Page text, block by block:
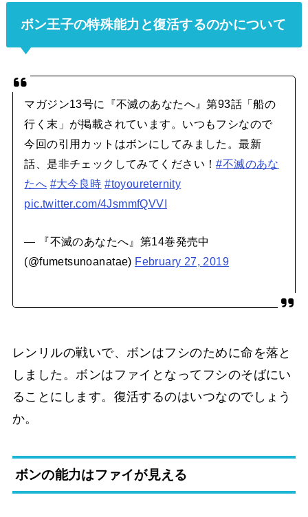
ボン王子の特殊能力と復活するのかについて
マガジン13号に『不滅のあなたへ』第93話「船の
行く末」が掲載されています。いつもフシなので
今回の引用カットはボンにしてみました。最新
話、是非チェックしてみてください！#不滅のあな
たへ #大今良時 #toyoureternity
pic.twitter.com/4JsmmfQVVI
— 『不滅のあなたへ』第14巻発売中
(@fumetsunoanatae) February 27, 2019
レンリルの戦いで、ボンはフシのために命を落と
しました。ボンはファイとなってフシのそばにい
ることにします。復活するのはいつなのでしょう
か。
ボンの能力はファイが見える